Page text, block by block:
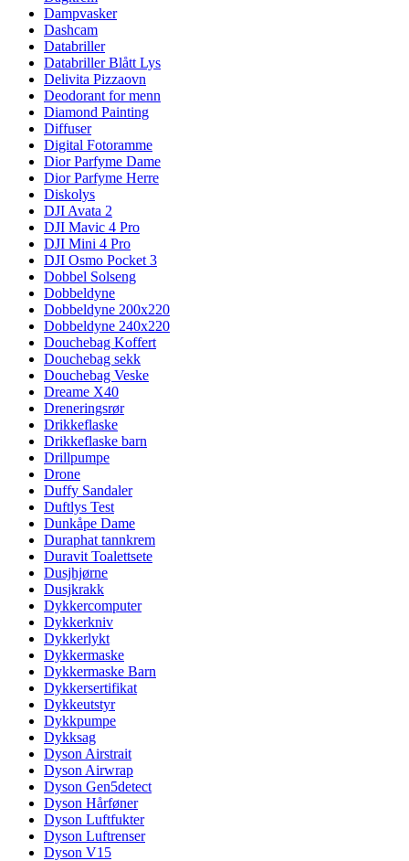
Dampvasker
Dashcam
Databriller
Databriller Blått Lys
Delivita Pizzaovn
Deodorant for menn
Diamond Painting
Diffuser
Digital Fotoramme
Dior Parfyme Dame
Dior Parfyme Herre
Diskolys
DJI Avata 2
DJI Mavic 4 Pro
DJI Mini 4 Pro
DJI Osmo Pocket 3
Dobbel Solseng
Dobbeldyne
Dobbeldyne 200x220
Dobbeldyne 240x220
Douchebag Koffert
Douchebag sekk
Douchebag Veske
Dreame X40
Dreneringsrør
Drikkeflaske
Drikkeflaske barn
Drillpumpe
Drone
Duffy Sandaler
Duftlys Test
Dunkåpe Dame
Duraphat tannkrem
Duravit Toalettsete
Dusjhjørne
Dusjkrakk
Dykkercomputer
Dykkerkniv
Dykkerlykt
Dykkermaske
Dykkermaske Barn
Dykkersertifikat
Dykkeutstyr
Dykkpumpe
Dykksag
Dyson Airstrait
Dyson Airwrap
Dyson Gen5detect
Dyson Hårføner
Dyson Luftfukter
Dyson Luftrenser
Dyson V15